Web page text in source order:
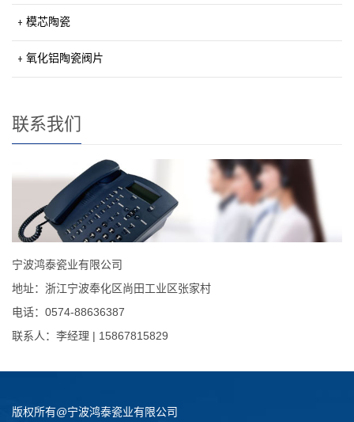
模芯陶瓷
氧化铝陶瓷阀片
联系我们
宁波鸿泰瓷业有限公司
地址：浙江宁波奉化区尚田工业区张家村
电话：0574-88636387
联系人：李经理 | 15867815829
版权所有@宁波鸿泰瓷业有限公司